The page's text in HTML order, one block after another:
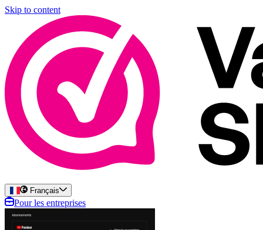
Skip to content
Français
Pour les entreprises